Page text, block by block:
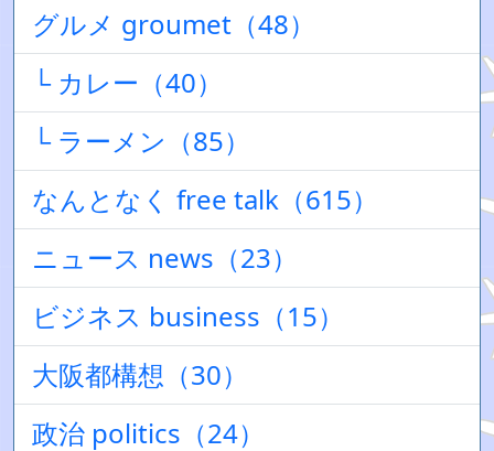
グルメ groumet（48）
└ カレー（40）
└ ラーメン（85）
なんとなく free talk（615）
ニュース news（23）
ビジネス business（15）
大阪都構想（30）
政治 politics（24）